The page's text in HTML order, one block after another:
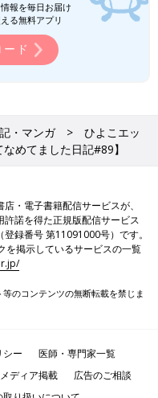
報を毎日お届け
る無料アプリ
ド
・マンガ
ひよこエッ
めてました日記#89】
・電子書籍配信サービスが、
諾を得た正規版配信サービス
録番号 第11091000号）です。
を掲示しているサービスの一覧
のコンテンツの無断転載を禁じま
シー
医師・専門家一覧
ディア掲載
広告のご相談